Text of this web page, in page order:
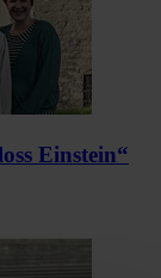
Einstein“